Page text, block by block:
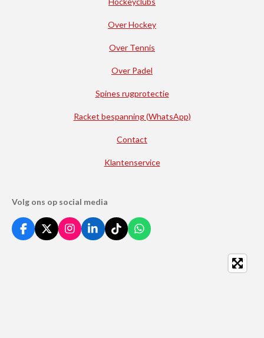
Over Hockey
Over Tennis
Over Padel
Spines rugprotectie
Racket bespanning (WhatsApp)
Contact
Klantenservice
Volg ons op social media
F
a
X
I
n
L
i
T
i
W
h